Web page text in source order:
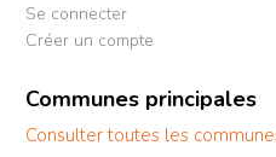
Se connecter
Créer un compte
Communes principales
Consulter toutes les